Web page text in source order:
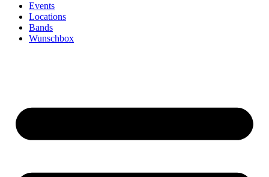
Events
Locations
Bands
Wunschbox